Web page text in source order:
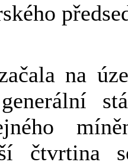
na
čtvrtina